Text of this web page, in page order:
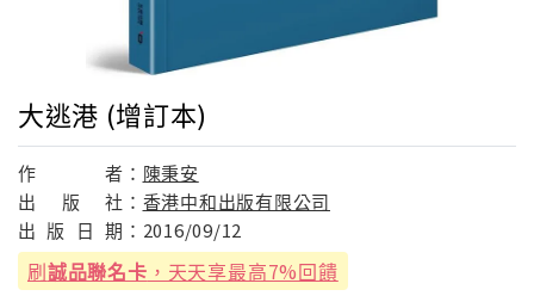
大逃港 (增訂本)
作 者： 陳秉安
出
版 社： 香港中和出版有限公司
出 版 日 期： 2016/09/12
刷誠品聯名卡 ，天天享最高7%回饋